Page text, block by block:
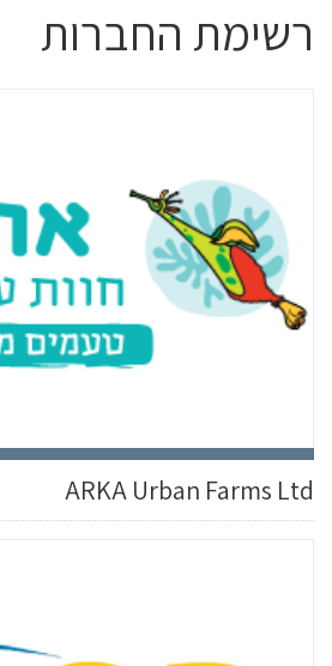
רשימת החברות
ARKA Urban Farms Ltd